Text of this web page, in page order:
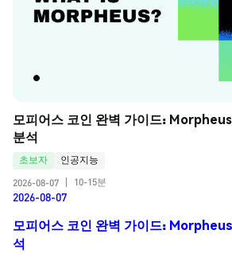
모피어스 코인 완벽 가이드:
분석
초보자
인공지능
2026-08-07
10-15분
2026-08-07
모피어스 코인 완벽 가이드:
석